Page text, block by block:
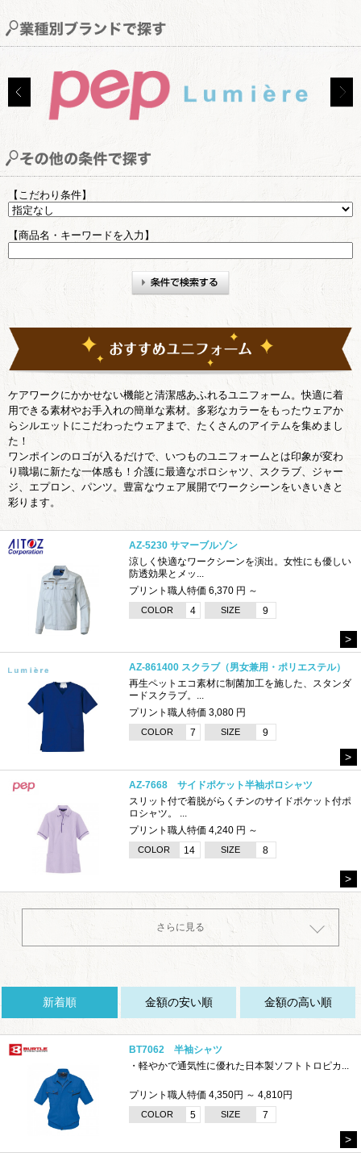
【こだわり条件】
【商品名・キーワードを入力】
ケアワークにかかせない機能と清潔感あふれるユニフォーム。快適に着
用できる素材やお手入れの簡単な素材。多彩なカラーをもったウェアか
らシルエットにこだわったウェアまで、たくさんのアイテムを集めまし
た！
ワンポインのロゴが入るだけで、いつものユニフォームとは印象が変わ
り職場に新たな一体感も！介護に最適なポロシャツ、スクラブ、ジャー
ジ、エプロン、パンツ。豊富なウェア展開でワークシーンをいきいきと
彩ります。
AZ-5230 サマーブルゾン
涼しく快適なワークシーンを演出。女性にも優しい
防透効果とメッ...
プリント職人特価 6,370 円 ～
COLOR 4 SIZE 9
>
AZ-861400 スクラブ（男女兼用・ポリエステル）
再生ペットエコ素材に制菌加工を施した、スタンダ
ードスクラブ。...
プリント職人特価 3,080 円
COLOR 7 SIZE 9
>
AZ-7668 サイドポケット半袖ポロシャツ
スリット付で着脱がらくチンのサイドポケット付ポ
ロシャツ。 ...
プリント職人特価 4,240 円 ～
COLOR 14 SIZE 8
>
さらに見る
BT7062 半袖シャツ
・軽やかで通気性に優れた日本製ソフトトロピカ...
プリント職人特価 4,350円 ～ 4,810円
COLOR 5 SIZE 7
>